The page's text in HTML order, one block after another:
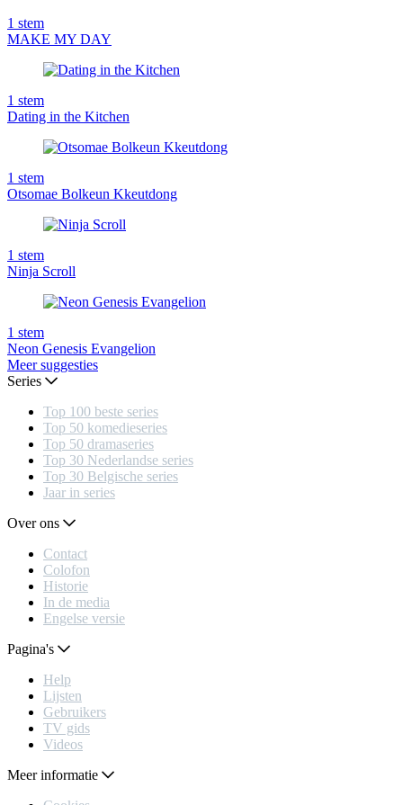
1 stem
MAKE MY DAY
1 stem
Dating in the Kitchen
1 stem
Otsomae Bolkeun Kkeutdong
1 stem
Ninja Scroll
1 stem
Neon Genesis Evangelion
Meer suggesties
Series
Top 100 beste series
Top 50 komedieseries
Top 50 dramaseries
Top 30 Nederlandse series
Top 30 Belgische series
Jaar in series
Over ons
Contact
Colofon
Historie
In de media
Engelse versie
Pagina's
Help
Lijsten
Gebruikers
TV gids
Videos
Meer informatie